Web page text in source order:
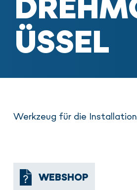
ÜSSEL
Werkzeug für die
WEBSHOP